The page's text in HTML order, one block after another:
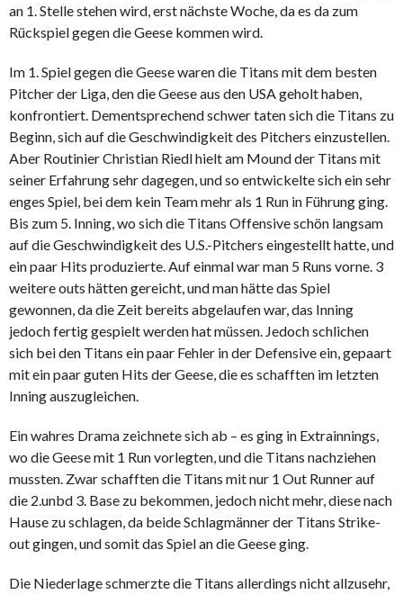
an 1. Stelle stehen wird, erst nächste Woche, da es da zum
Rückspiel gegen die Geese kommen wird.
Im 1. Spiel gegen die Geese waren die Titans mit dem besten
Pitcher der Liga, den die Geese aus den USA geholt haben,
konfrontiert. Dementsprechend schwer taten sich die Titans zu
Beginn, sich auf die Geschwindigkeit des Pitchers einzustellen.
Aber Routinier Christian Riedl hielt am Mound der Titans mit
seiner Erfahrung sehr dagegen, und so entwickelte sich ein sehr
enges Spiel, bei dem kein Team mehr als 1 Run in Führung ging.
Bis zum 5. Inning, wo sich die Titans Offensive schön langsam
auf die Geschwindigkeit des U.S.-Pitchers eingestellt hatte, und
ein paar Hits produzierte. Auf einmal war man 5 Runs vorne. 3
weitere outs hätten gereicht, und man hätte das Spiel
gewonnen, da die Zeit bereits abgelaufen war, das Inning
jedoch fertig gespielt werden hat müssen. Jedoch schlichen
sich bei den Titans ein paar Fehler in der Defensive ein, gepaart
mit ein paar guten Hits der Geese, die es schafften im letzten
Inning auszugleichen.
Ein wahres Drama zeichnete sich ab – es ging in Extrainnings,
wo die Geese mit 1 Run vorlegten, und die Titans nachziehen
mussten. Zwar schafften die Titans mit nur 1 Out Runner auf
die 2.unbd 3. Base zu bekommen, jedoch nicht mehr, diese nach
Hause zu schlagen, da beide Schlagmänner der Titans Strike-
out gingen, und somit das Spiel an die Geese ging.
Die Niederlage schmerzte die Titans allerdings nicht allzusehr,